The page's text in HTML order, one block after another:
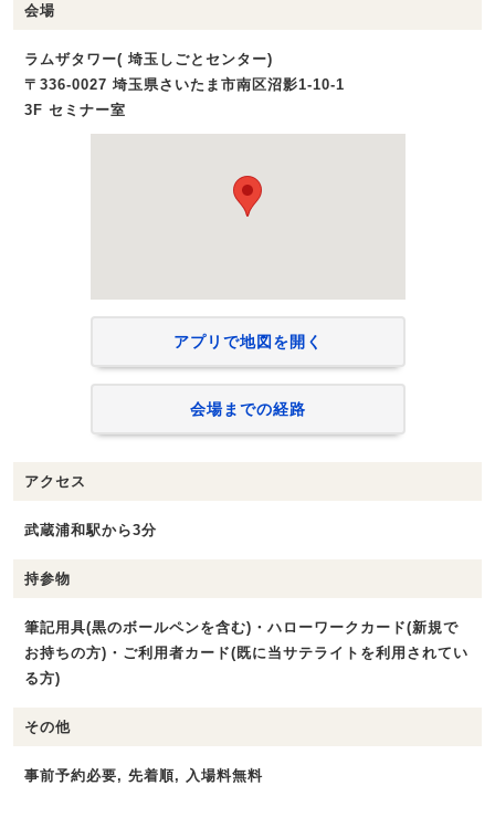
会場
ラムザタワー( 埼玉しごとセンター)
〒336-0027 埼玉県さいたま市南区沼影1‐10‐1
3F セミナー室
アプリで地図を開く
会場までの経路
アクセス
武蔵浦和駅から3分
持参物
筆記用具(黒のボールペンを含む)・ハローワークカード(新規で
お持ちの方)・ご利用者カード(既に当サテライトを利用されてい
る方)
その他
事前予約必要, 先着順, 入場料無料